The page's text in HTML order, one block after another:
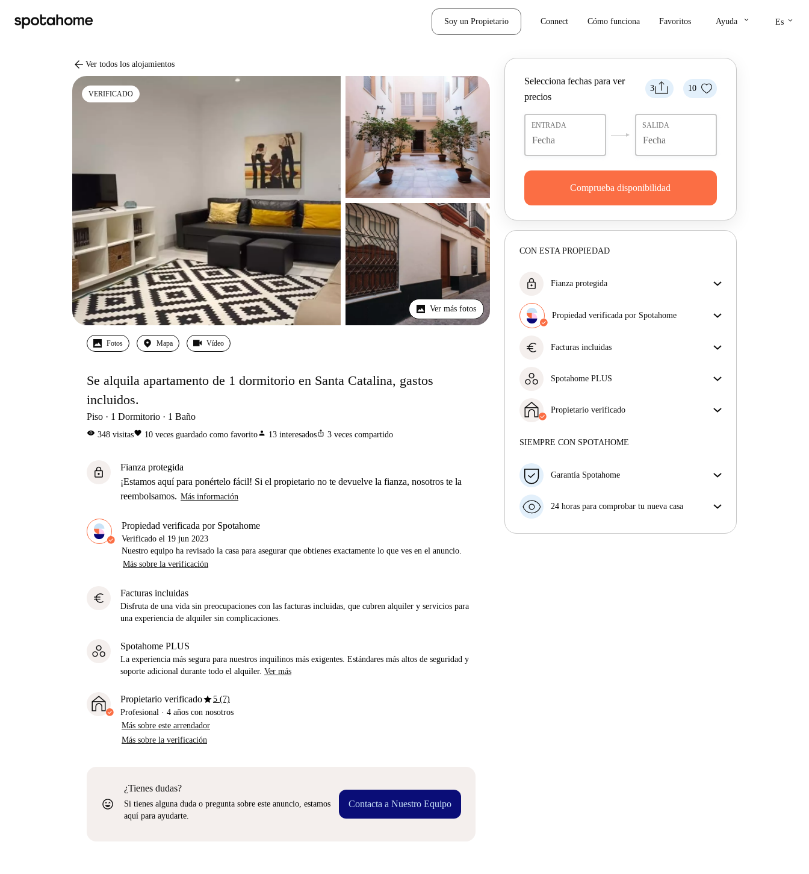
Soy un Propietario Connect Cómo funciona Favoritos Ayuda keyboard_arrow_down Es keyboard_arrow_down
arrow_back Ver todos los alojamientos
VERIFICADO
Ver más fotos
Fotos Mapa Vídeo
Se alquila apartamento de 1 dormitorio en Santa Catalina, gastos
incluidos.
Piso 1 Dormitorio 1 Baño
visibility 348 visitasfavorite 10 veces guardado como favoritoperson 13 interesadosios_share 3 veces compartido
lock
Fianza protegida
¡Estamos aquí para ponértelo fácil! Si el propietario no te devuelve la fianza, nosotros te la
reembolsamos. Más información
Propiedad verificada por Spotahome
Verificado el 19 jun 2023
Nuestro equipo ha revisado la casa para asegurar que obtienes exactamente lo que ves en el anuncio.
Más sobre la verificación
euro Facturas incluidas
Disfruta de una vida sin preocupaciones con las facturas incluidas, que cubren alquiler y servicios para
una experiencia de alquiler sin complicaciones.
Spotahome PLUS
La experiencia más segura para nuestros inquilinos más exigentes. Estándares más altos de seguridad y
soporte adicional durante todo el alquiler. Ver más
Propietario verificadostar5 (7)
Profesional · 4 años con nosotros
Más sobre este arrendador
Más sobre la verificación
sentiment_very_satisfied
¿Tienes dudas?
Si tienes alguna duda o pregunta sobre este anuncio, estamos
aquí para ayudarte.
Contacta a Nuestro Equipo
3 10
Selecciona fechas para ver
precios
ENTRADA SALIDA
Comprueba disponibilidad
CON ESTA PROPIEDAD
lock Fianza protegida
no te devuelve la fianza, nosotros te la
reembolsamos.
Propiedad verificada por Spotahome
obtienes exactamente lo que ves en el anuncio.
euro Facturas incluidas
facturas incluidas, que cubren alquiler y servicios
Spotahome PLUS
más exigentes. Estándares más altos de seguridad y
soporte adicional durante todo el alquiler.
Propietario verificado
Más sobre este arrendador
SIEMPRE CON SPOTAHOME
Garantía Spotahome
horas previas a la fecha de entrada, Spotahome A) te
el hotel hasta que encuentres nueva casa o B) te hará
24 horas para comprobar tu nueva casa